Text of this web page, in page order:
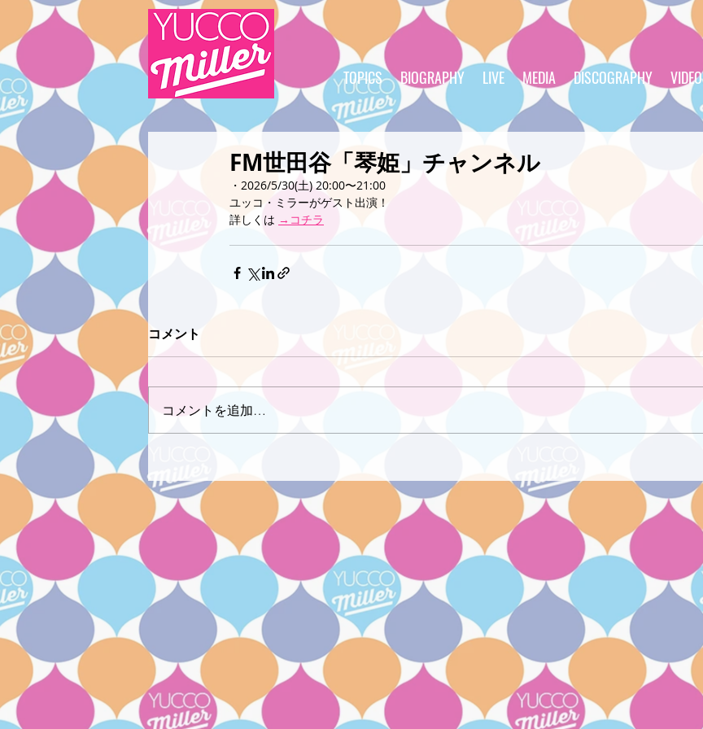
TOPICS BIOGRAPHY LIVE MEDIA DISCOGRAPHY VIDEO
FM世田谷「琴姫」チャンネル
・2026/5/30(土) 20:00〜21:00
ユッコ・ミラーがゲスト出演！
詳しくは →コチラ
コメント
コメントを追加…